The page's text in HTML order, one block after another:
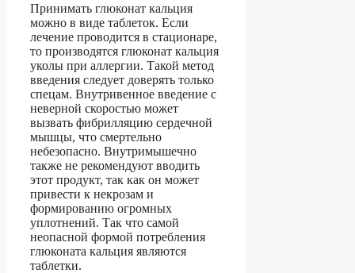
Принимать глюконат кальция
можно в виде таблеток. Если
лечение проводится в стационаре,
то производятся глюконат кальция
уколы при аллергии. Такой метод
введения следует доверять только
спецам. Внутривенное введение с
неверной скоростью может
вызвать фибрилляцию сердечной
мышцы, что смертельно
небезопасно. Внутримышечно
также не рекомендуют вводить
этот продукт, так как он может
привести к некрозам и
формированию огромных
уплотнений. Так что самой
неопасной формой потребления
глюконата кальция являются
таблетки.